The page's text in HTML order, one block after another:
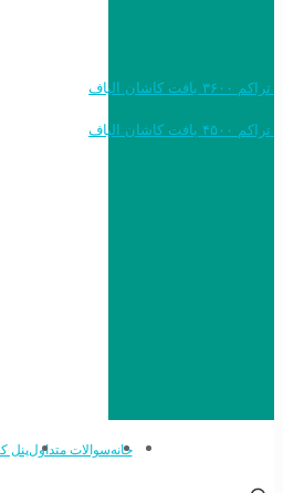
خرید به قیمت فرش ماشینی ۱۲۰۰ شانه تراکم ۳۶۰۰ بافت کاشان الیاف
خرید به قیمت فرش ماشینی ۱۵۰۰ شانه تراکم ۴۵۰۰ بافت کاشان الیاف
خانهسوالات متداولپنل